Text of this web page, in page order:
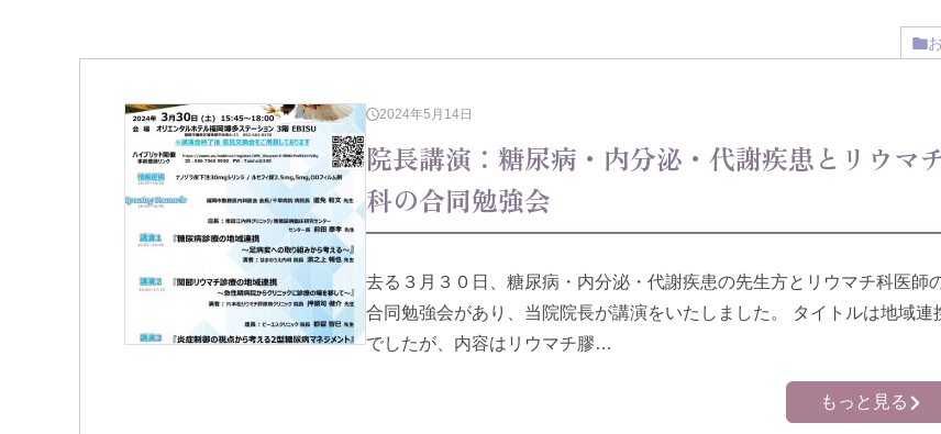
2024年5月14日
院長講演：糖尿病・内分泌・代謝疾患とリウマ
科の合同勉強会
去る３月３０日、糖尿病・内分泌・代謝疾患の先生方とリウマチ科医師
合同勉強会があり、当院院長が講演をいたしました。 タイトルは地域連
でしたが、内容はリウマチ膠…
もっと見る